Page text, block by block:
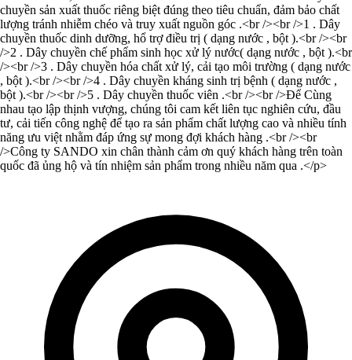
chuyền sản xuất thuốc riêng biệt đúng theo tiêu chuẩn, đảm bảo chất
lượng tránh nhiễm chéo và truy xuất nguồn góc .<br /><br />1 . Dây
chuyền thuốc dinh dưỡng, hổ trợ điều trị ( dạng nước , bột ).<br /><br
/>2 . Dây chuyền chế phẩm sinh học xử lý nước( dạng nước , bột ).<br
/><br />3 . Dây chuyền hóa chất xử lý, cải tạo môi trường ( dạng nước
, bột ).<br /><br />4 . Dây chuyền kháng sinh trị bệnh ( dạng nước ,
bột ).<br /><br />5 . Dây chuyền thuốc viên .<br /><br />Để Cùng
nhau tạo lập thịnh vượng, chúng tôi cam kết liên tục nghiên cứu, đầu
tư, cải tiến công nghệ để tạo ra sản phẩm chất lượng cao và nhiều tính
năng ưu việt nhằm đáp ứng sự mong đợi khách hàng .<br /><br
/>Công ty SANDO xin chân thành cảm ơn quý khách hàng trên toàn
quốc đã ủng hộ và tín nhiệm sản phẩm trong nhiều năm qua .</p>